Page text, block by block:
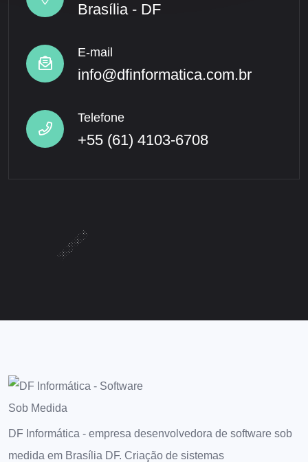
Brasília - DF
E-mail
info@dfinformatica.com.br
Telefone
+55 (61) 4103-6708
DF Informática - empresa desenvolvedora de software sob
medida em Brasília DF. Criação de sistemas